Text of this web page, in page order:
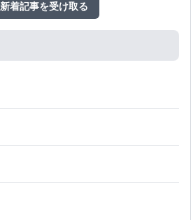
新着記事を受け取る